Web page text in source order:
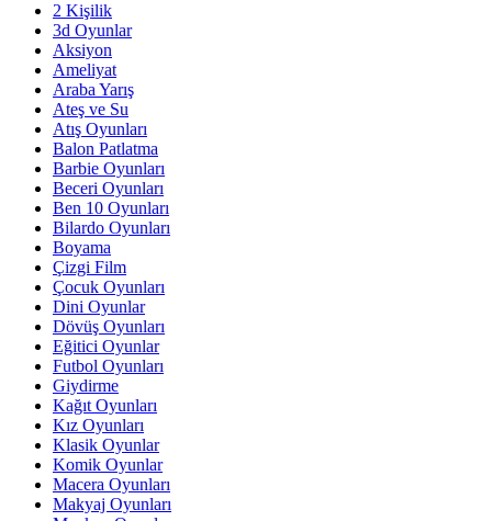
2 Kişilik
3d Oyunlar
Aksiyon
Ameliyat
Araba Yarış
Ateş ve Su
Atış Oyunları
Balon Patlatma
Barbie Oyunları
Beceri Oyunları
Ben 10 Oyunları
Bilardo Oyunları
Boyama
Çizgi Film
Çocuk Oyunları
Dini Oyunlar
Dövüş Oyunları
Eğitici Oyunlar
Futbol Oyunları
Giydirme
Kağıt Oyunları
Kız Oyunları
Klasik Oyunlar
Komik Oyunlar
Macera Oyunları
Makyaj Oyunları